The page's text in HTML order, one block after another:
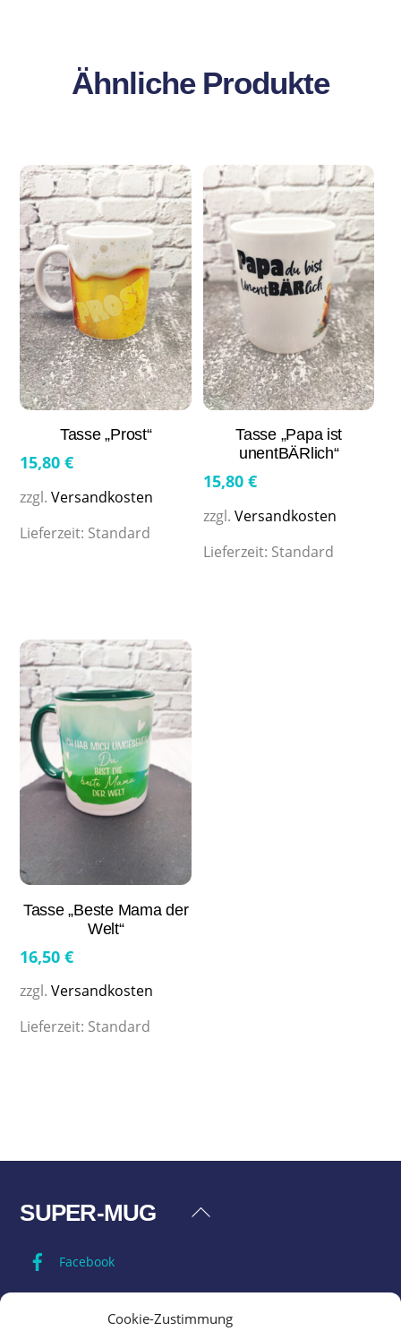
Cookie-Zustimmung
Ähnliche Produkte
Tasse „Prost“
15,80€
zzgl.Versandkosten
Lieferzeit: Standard
Tasse „Papa ist
unentBÄRlich“
15,80 €
zzgl. Versandkosten
Lieferzeit: Standard
Tasse „Beste Mama der
Welt“
16,50€
zzgl.Versandkosten
Lieferzeit: Standard
Back
SUPER-MUG
Facebook